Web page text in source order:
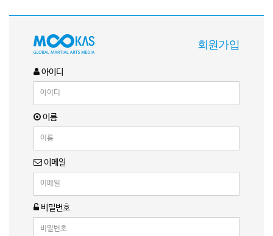
회원가입
아이디
이름
이메일
비밀번호